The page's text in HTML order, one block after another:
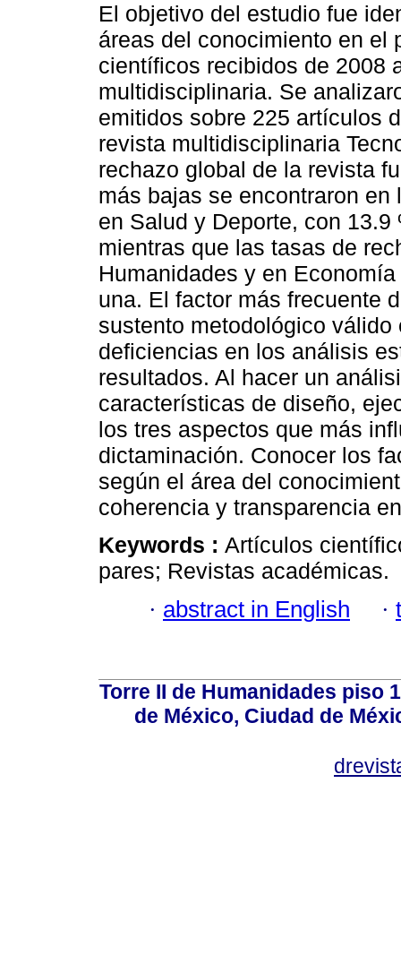
El objetivo del estudio fue
áreas del conocimiento en el
científicos recibidos de 2008
multidisciplinaria. Se
emitidos sobre 225 artículos
revista multidisciplinaria
rechazo global de la revista
más bajas se encontraron
en Salud y Deporte, con
mientras que las tasas de
Humanidades y en
una. El factor más frecuente
sustento metodológico
deficiencias en los análisis
resultados. Al hacer un
características de diseño,
los tres aspectos que más
dictaminación. Conocer los
según el área del
coherencia y transparencia
Keywords : Artículos
pares; Revistas académicas.
· abstract in English ·
Torre II de Humanidades piso
de México, Ciudad de